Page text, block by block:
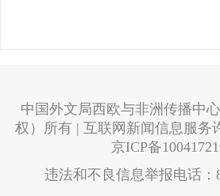
中国外文局西欧与非洲传播中
权）所有 | 互联网新闻信息服务
京ICP备
违法和不良信息举报电话：